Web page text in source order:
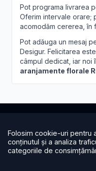
Pot programa livrarea
Oferim intervale orare;
acomodăm cererea, în
Pot adăuga un mesaj
Desigur. Felicitarea
câmpul dedicat, iar noi
aranjamente florale
Brandusa.ro
Buchete cu emoție,
online flori cu livrare
Folosim cookie-uri pentru
conținutul și a analiza
categoriile de